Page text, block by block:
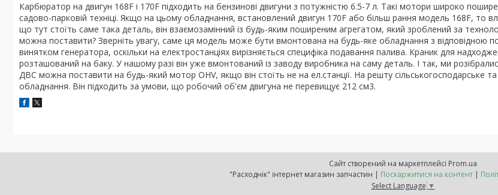
Карбюратор на двигун 168F і 170F підходить на бензинові двигуни з потужністю 6.5-7 л. Такі мотори широко
садово-парковій техніці. Якщо на цьому обладнання, встановлений двигун 170F або більш рання модель 168F, то
що тут стоїть саме така деталь, він взаємозамінний із будь-яким поширеним агрегатом, який зроблений за
можна поставити? Зверніть увагу, саме ця модель може бути вмонтована на будь-яке обладнання з відповідною
винятком генератора, оскільки на електростанціях вирізняється специфіка подавання палива. Краник для
розташований на баку. У нашому разі він уже вмонтований із заводу виробника на саму деталь. І так, ми
ДВС можна поставити на будь-який мотор OHV, якщо він стоїть не на ел.станції. На решту сільськогосподарське
обладнання. Він підходить за умови, що робочий об'єм двигуна не перевищує 212 см3.
Сайт створений на маркетплейсі Prom.ua
"Расходнік" інтернет магазин запчастин | Поскаржитися на контент |
Select Language ▼